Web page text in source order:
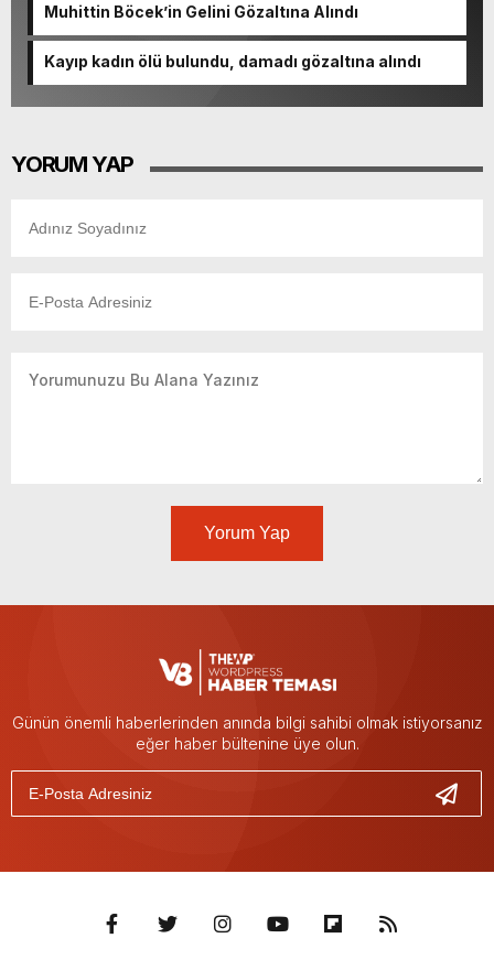
Muhittin Böcek’in Gelini Gözaltına Alındı
Kayıp kadın ölü bulundu, damadı gözaltına alındı
YORUM YAP
Yorum Yap
Günün önemli haberlerinden anında bilgi sahibi olmak istiyorsanız
eğer haber bültenine üye olun.